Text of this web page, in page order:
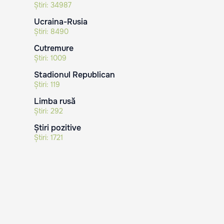
Știri: 34987
Ucraina-Rusia
Știri: 8490
Cutremure
Știri: 1009
Stadionul Republican
Știri: 119
Limba rusă
Știri: 292
Știri pozitive
Știri: 1721